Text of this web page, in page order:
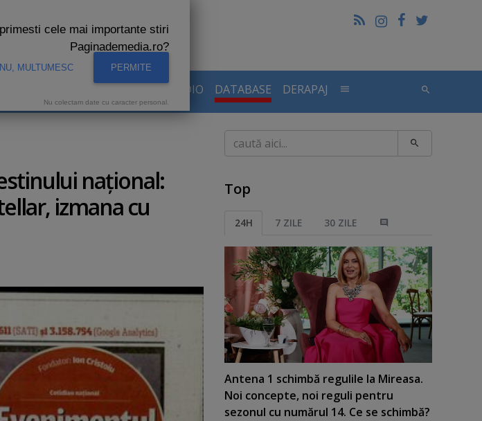
AUDIENTE RADIO DATABASE DERAPAJ
naţional:
izmana cu
Caută
Top
24H 7 ZILE 30 ZILE
Antena 1 schimbă regulile la Mireasa.
Noi concepte, noi reguli pentru
sezonul cu numărul 14. Ce se schimbă?
cele mai importante stiri
Paginademedia.ro?
NU, MULTUMESC PERMITE
Nu colectam date cu caracter personal.